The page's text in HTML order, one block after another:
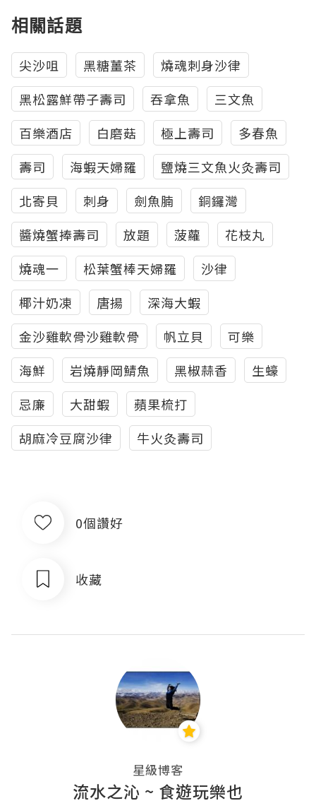
相關話題
尖沙咀 黑糖薑茶
燒魂刺身沙律
黑松露鮮帶子壽司
吞拿魚
三文魚
百樂酒店
白磨菇 極上壽司
多春魚
壽司
海蝦天婦羅
鹽燒三文魚火灸壽司
北寄貝
刺身 劍魚腩
銅鑼灣
醬燒蟹捧壽司
放題 菠蘿
花枝丸
燒魂一
松葉蟹棒天婦羅
沙律
椰汁奶凍
唐揚
深海大蝦
金沙雞軟骨沙雞軟骨
帆立貝
可樂
海鮮
岩燒靜岡鯖魚 黑椒蒜香
生蠔
忌廉
大甜蝦
蘋果梳打
胡麻冷豆腐沙律
牛火灸壽司
0個讚好
收藏
星級博客
流水之沁 ~ 食遊玩樂也